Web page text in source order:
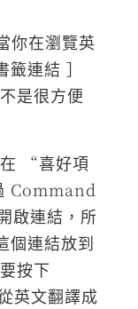
你在瀏覽英
連結 ］
是很方便
“喜好項
Command
啟連結，所
個連結放到
按下
英文翻譯成